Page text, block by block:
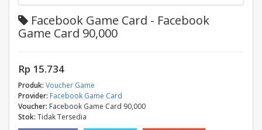
Facebook Game Card - Facebook
Game Card 90,000
Rp 15.734
Produk: Voucher Game
Provider: Facebook Game Card
Voucher: Facebook Game Card 90,000
Stok: Tidak Tersedia